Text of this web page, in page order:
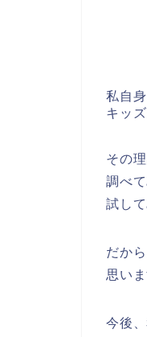
私自
キッ
その
調べ
試し
だか
思いま
今後